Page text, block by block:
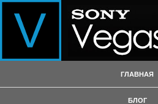
ГЛАВНАЯ
БЛОГ